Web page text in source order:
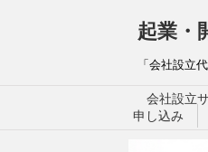
起業・
「会社設立
会社設立
申し込み